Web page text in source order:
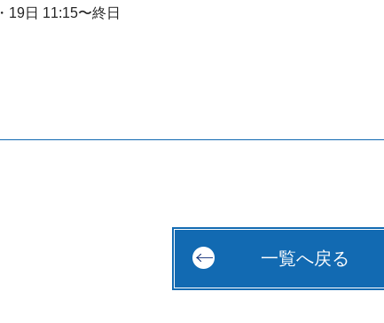
・19日 11:15〜終日
一覧へ戻る